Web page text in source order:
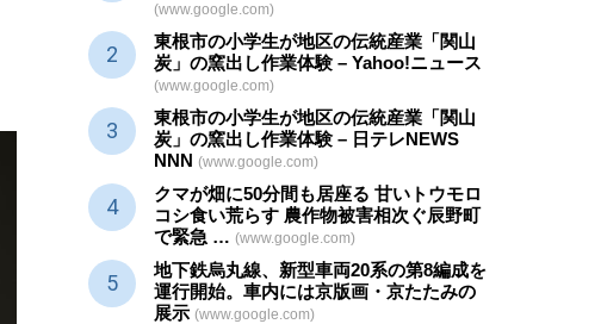
(www.google.com)
東根市の小学生が地区の伝統産業 「関山
炭」の窯出し作業体験 – Yahoo!ニュース
(www.google.com)
東根市の小学生が地区の伝統産業 「関山
炭」の窯出し作業体験 – 日テレNEWS
NNN (www.google.com)
クマが畑に50分間も居座る 甘いトウモロ
コシ食い荒らす 農作物被害相次ぐ辰野町
で緊急 … (www.google.com)
地下鉄烏丸線、新型車両20系の第8編成を
運行開始。車内には京版画・京たたみの
展示 (www.google.com)